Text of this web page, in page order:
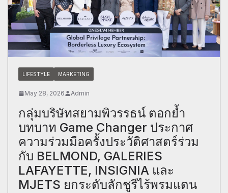
LIFESTYLE MARKETING
May 28, 2026 Admin
กลุ่มบริษัทสยามพิวรรธน์ ตอกย้ำ
บทบาท Game Changer ประกาศ
ความร่วมมือครั้งประวัติศาสตร์ร่วม
กับ BELMOND, GALERIES
LAFAYETTE, INSIGNIA และ
MJETS ยกระดับลักชูรีไร้พรมแดน